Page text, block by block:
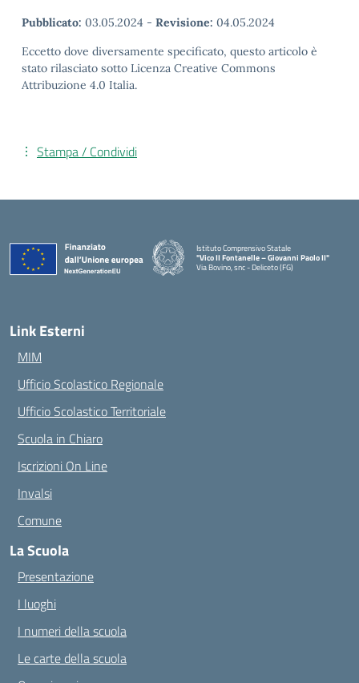
Pubblicato: 03.05.2024 - Revisione: 04.05.2024
Eccetto dove diversamente specificato, questo articolo è
stato rilasciato sotto Licenza Creative Commons
Attribuzione 4.0 Italia.
Stampa / Condividi
Istituto Comprensivo Statale
"Vico II Fontanelle – Giovanni Paolo II"
Via Bovino, snc - Deliceto (FG)
Link Esterni
MIM
Ufficio Scolastico Regionale
Ufficio Scolastico Territoriale
Scuola in Chiaro
Iscrizioni On Line
Invalsi
Comune
La Scuola
Presentazione
I luoghi
I numeri della scuola
Le carte della scuola